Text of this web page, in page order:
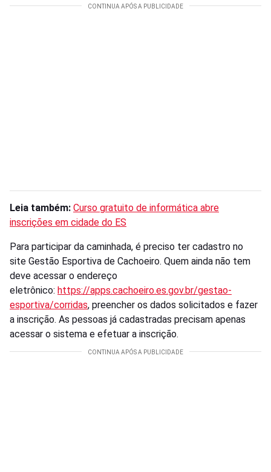
Leia também: Curso gratuito de informática abre
inscrições em cidade do ES
Para participar da caminhada, é preciso ter cadastro no
site Gestão Esportiva de Cachoeiro. Quem ainda não tem
deve acessar o endereço
eletrônico: https://apps.cachoeiro.es.gov.br/gestao-
esportiva/corridas, preencher os dados solicitados e fazer
a inscrição. As pessoas já cadastradas precisam apenas
acessar o sistema e efetuar a inscrição.